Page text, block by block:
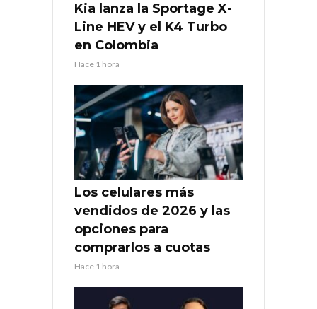
Kia lanza la Sportage X-
Line HEV y el K4 Turbo
en Colombia
Hace 1 hora
Los celulares más
vendidos de 2026 y las
opciones para
comprarlos a cuotas
Hace 1 hora